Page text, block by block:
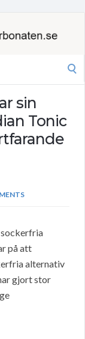
sin
Tonic
sockerfria
på att
alternativ
gjort stor